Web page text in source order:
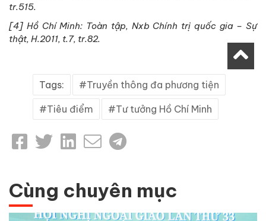
tr.515.
[4] Hồ Chí Minh: Toàn tập, Nxb Chính trị quốc gia – Sự
thật, H.2011, t.7, tr.82.
Tags: Truyền thông đa phương tiện
Tiêu điểm Tư tưởng Hồ Chí Minh
Cùng chuyên mục